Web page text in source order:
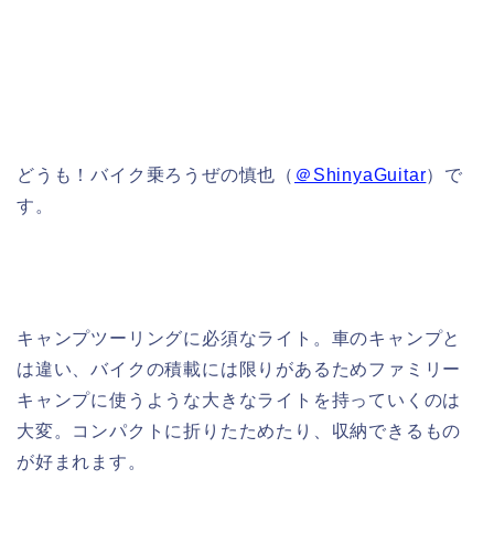
どうも！バイク乗ろうぜの慎也（ ＠ShinyaGuitar）で
す。
キャンプツーリングに必須なライト。車のキャンプと
は違い、バイクの積載には限りがあるためファミリー
キャンプに使うような大きなライトを持っていくのは
大変。コンパクトに折りたためたり、収納できるもの
が好まれます。